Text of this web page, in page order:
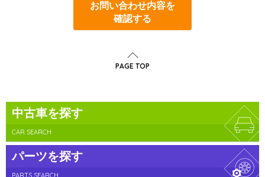
お問い合わせ内容を
確認する
PAGE TOP
中古車を探す
CAR SEARCH
パーツを探す
PARTS SEARCH